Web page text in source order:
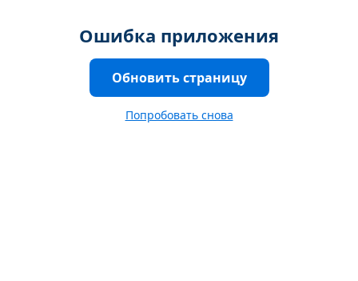
Ошибка приложения
Обновить страницу
Попробовать снова